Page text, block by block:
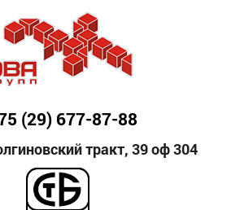
(29) 677-87-88
тракт, 39 оф 304